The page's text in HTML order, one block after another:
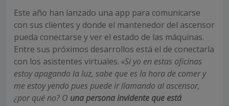
Este año han lanzado una app para comunicarse
con sus clientes y donde el mantenedor del ascensor
pueda conectarse y ver el estado de las máquinas.
Entre sus próximos desarrollos está el de conectarla
con los asistentes virtuales. «Si yo en estas oficinas
estoy apagando la luz, sabe que es la hora de comer y
me estoy yendo pues puede ir llamando al ascensor,
¿por qué no? O una persona invidente que está